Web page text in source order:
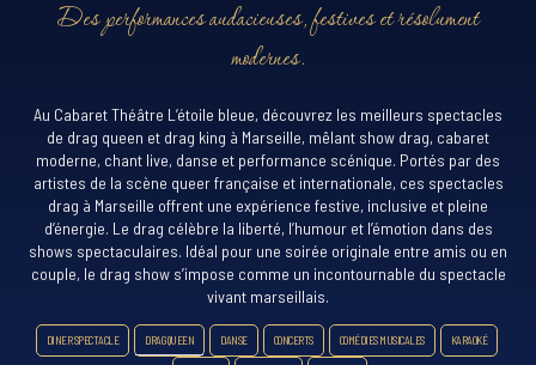
Des performances audacieuses, festives et résolument
modernes.
Au Cabaret Théâtre L’étoile bleue, découvrez les meilleurs spectacles
de drag queen et drag king à Marseille, mêlant show drag, cabaret
moderne, chant live, danse et performance scénique. Portés par des
artistes de la scène queer française et internationale, ces spectacles
drag à Marseille offrent une expérience festive, inclusive et pleine
d’énergie. Le drag célèbre la liberté, l’humour et l’émotion dans des
shows spectaculaires. Idéal pour une soirée originale entre amis ou en
couple, le drag show s’impose comme un incontournable du spectacle
vivant marseillais.
DINER SPECTACLE DRAG QUEEN DANSE CONCERTS COMÉDIES MUSICALES KARAOKÉ